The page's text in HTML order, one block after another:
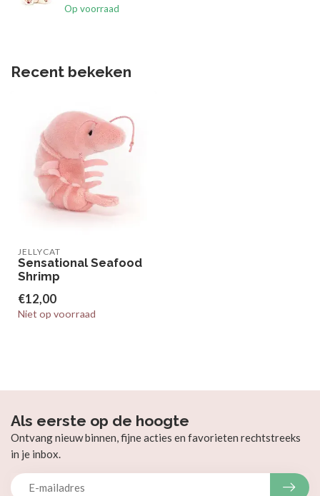
Op voorraad
Recent bekeken
JELLYCAT
Sensational Seafood
Shrimp
€12,00
Niet op voorraad
Als eerste op de hoogte
Ontvang nieuw binnen, fijne acties en favorieten rechtstreeks
in je inbox.